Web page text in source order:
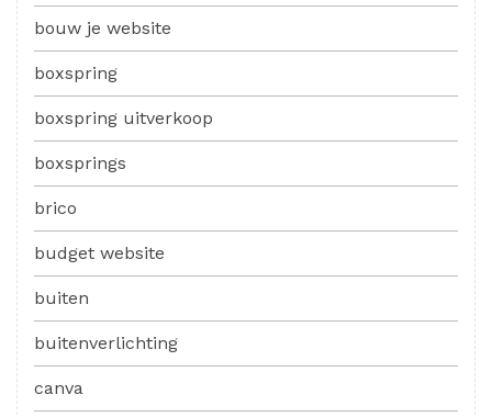
bouw je website
boxspring
boxspring uitverkoop
boxsprings
brico
budget website
buiten
buitenverlichting
canva